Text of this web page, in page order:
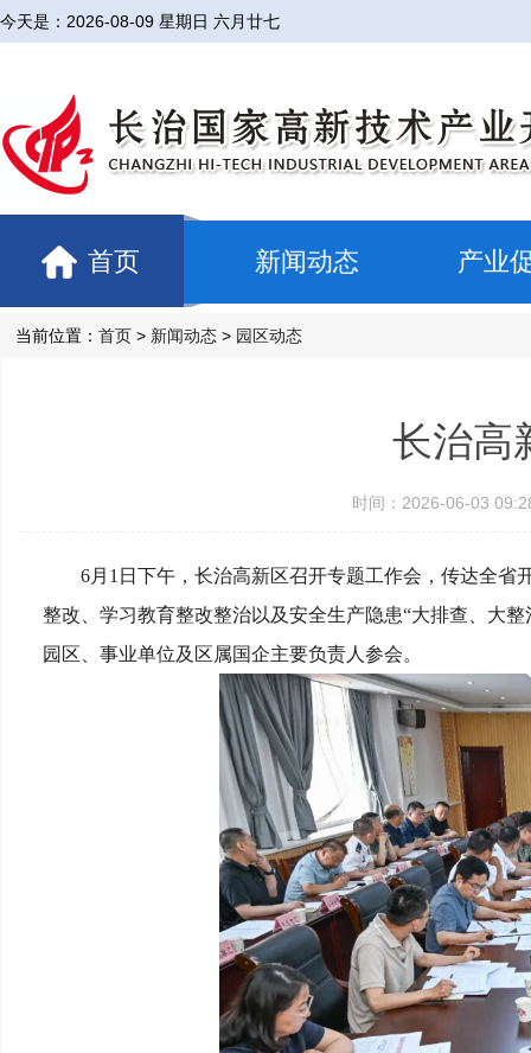
今天是： 2026-08-09 星期日 六月廿七
首页 新闻动态 产业
当前位置： 首页 > 新闻动态 > 园区动态
长治高
时间：2026-06-03
6月1日下午，长治高新区召开专题工作会，传达全
整改、学习教育整改整治以及安全生产隐患“大排查、大
园区、事业单位及区属国企主要负责人参会。